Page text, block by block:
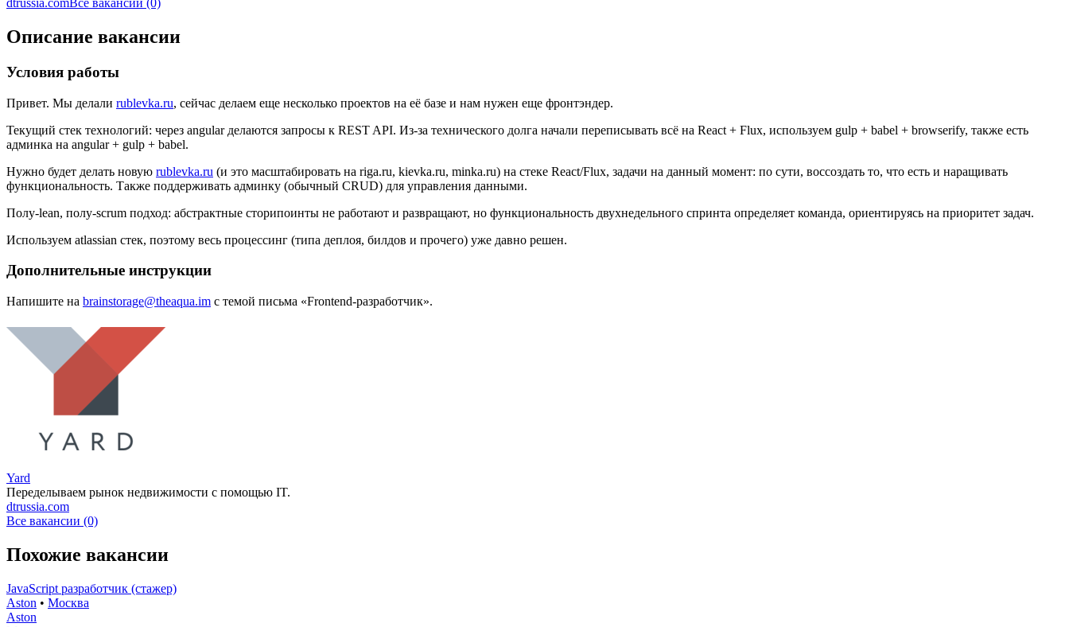
dtrussia.comВсе вакансии (0)
Описание вакансии
Условия работы
Привет. Мы делали rublevka.ru, сейчас делаем еще несколько проектов на её базе и нам нужен еще фронтэндер.
Текущий стек технологий: через angular делаются запросы к REST API. Из-за технического долга начали переписывать всё на React + Flux, используем gulp + babel + browserify, также есть
админка на angular + gulp + babel.
Нужно будет делать новую rublevka.ru (и это масштабировать на riga.ru, kievka.ru, minka.ru) на стеке React/Flux, задачи на данный момент: по сути, воссоздать то, что есть и наращивать
функциональность. Также поддерживать админку (обычный CRUD) для управления данными.
Полу-lean, полу-scrum подход: абстрактные сторипоинты не работают и развращают, но функциональность двухнедельного спринта определяет команда, ориентируясь на приоритет задач.
Используем atlassian стек, поэтому весь процессинг (типа деплоя, билдов и прочего) уже давно решен.
Дополнительные инструкции
Напишите на brainstorage@theaqua.im с темой письма «Frontend-разработчик».
Yard
Переделываем рынок недвижимости с помощью IT.
dtrussia.com
Все вакансии (0)
Похожие вакансии
JavaScript разработчик (стажер)
Aston • Москва
Aston